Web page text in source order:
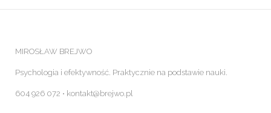
MIROSŁAW BREJWO
Psychologia i efektywność. Praktycznie na podstawie nauki.
604 926 072 ⋅ kontakt@brejwo.pl